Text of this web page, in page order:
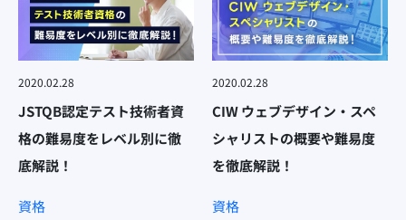
2020.02.28
JSTQB認定テスト技術者資
格の難易度をレベル別に徹
底解説！
資格
2020.02.28
CIW ウェブデザイン・スペ
シャリストの概要や難易度
を徹底解説！
資格